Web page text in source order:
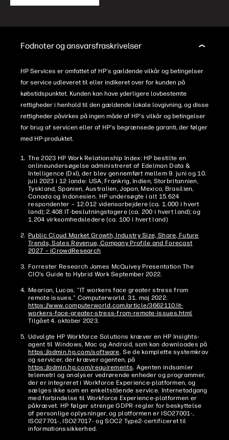
Fodnoter og ansvarsfraskrivelser
HP Services er omfattet af HP's gældende vilkår og betingelser
for service udleveret til eller indikeret over for kunden på
købstidspunktet. Kunden kan have yderligere lovbestemte
rettigheder i henhold til den gældende lokale lovgivning, og disse
rettigheder påvirkes på ingen måde af HP's vilkår og betingelser
for brug af servicen eller af HP's begrænsede garanti, der følger
med HP-produktet.
The 2023 HP Work Relationship Index: HP bestilte en
onlineundersøgelse administreret af Edelman Data &
Intelligence (DxI), der blev gennemført mellem 9. juni og 10.
juli 2023 i 12 lande: USA, Frankrig, Indien, Storbritannien,
Tyskland, Spanien, Australien, Japan, Mexico, Brasilien,
Canada og Indonesien. HP undersøgte i alt 15.624
respondenter – 12.012 vidensarbejdere (ca. 1.000 i hvert
land); 2.408 IT-beslutningstagere (ca. 200 i hvert land); og
1.204 virksomhedsledere (ca. 100 i hvert land)
Public Cloud Market Growth, Industry Size, Share, Future
Trends, Sales Revenue, Company Profile and Forecast
2027 – iCrowdResearch
Forrester Research James McQuivey Presentation The
CIO’s Guide to Hybrid Work September 2022.
Mearian, Lucas. "IT workers face greater stress from
remote issues." Computerworld. 31. maj 2022.
https://www.computerworld.com/article/3662110/it-
workers-face-greater-stress-from-remote-issues.html
Tilgået 4. oktober 2023.
Udvalgte HP Workforce Solutions kræver en HP Insights-
agent til Windows, Mac og Android, som kan downloades på
https://admin.hp.com/software. Se de komplette systemkrav
og servicer, der kræver agenten, på
https://admin.hp.com/requirements. Agenten indsamler
telemetri og analyser vedrørende enheder og programmer,
der er integreret i Workforce Experience-platformen, og
sælges ikke som en enkeltstående service. Internetadgang
med forbindelse til Workforce Experience-platformen er
påkrævet. HP følger strenge GDPR-regler for beskyttelse
af personlige oplysninger, og platformen er ISO27001-,
ISO27701-, ISO27017- og SOC2 Type2-certificeret til
informationssikkerhed.